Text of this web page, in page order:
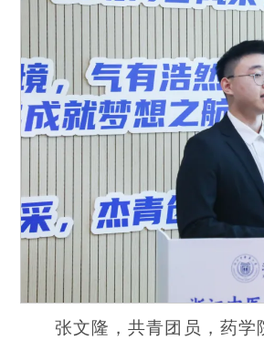
张文隆，共青团员，药学